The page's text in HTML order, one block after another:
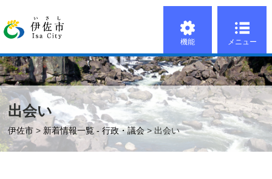
機能 メニュー
出会い
伊佐市 > 新着情報一覧 - 行政・議会> 出会い